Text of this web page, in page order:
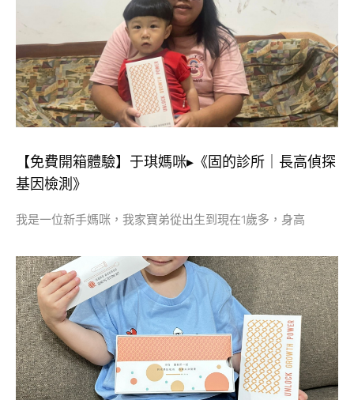
【免費開箱體驗】于琪媽咪▸《固的診所｜長高偵探
基因檢測》
我是一位新手媽咪，我家寶弟從出生到現在1歲多，身高